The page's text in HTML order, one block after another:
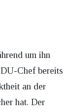
um ihn
Chef bereits
an der
hat. Der